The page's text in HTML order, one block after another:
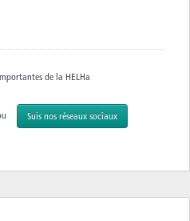
de la HELHa
Suis nos réseaux sociaux